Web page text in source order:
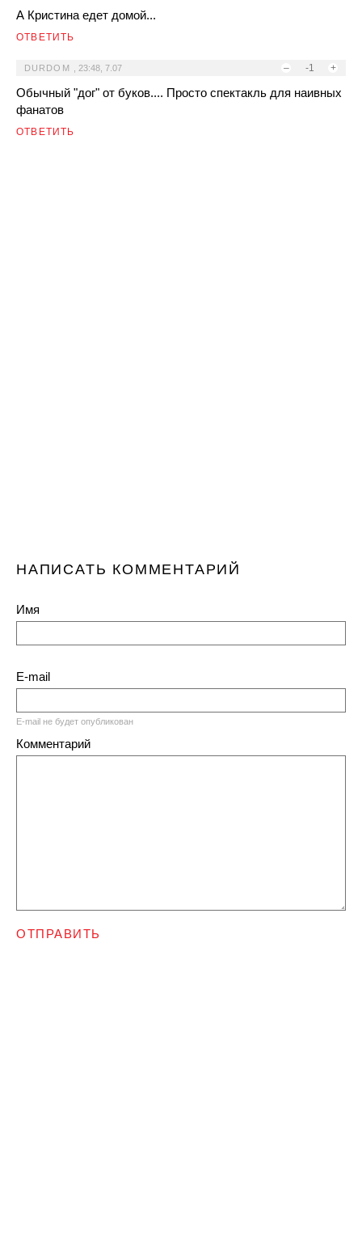
А Кристина едет домой...
ОТВЕТИТЬ
– -1 +
DURDOM 23:48, 7.07
Обычный "дог" от буков.... Просто спектакль для наивных
фанатов
ОТВЕТИТЬ
НАПИСАТЬ КОММЕНТАРИЙ
Имя
E-mail
E-mail не будет опубликован
Комментарий
ОТПРАВИТЬ